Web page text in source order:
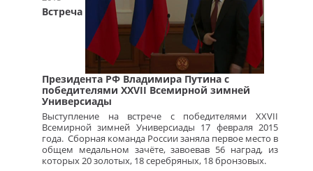
Встреча
Президента РФ Владимира Путина с
победителями XXVII Всемирной зимней
Универсиады
Выступление на встрече с победителями XXVII
Всемирной зимней Универсиады 17 февраля 2015
года. Сборная команда России заняла первое место в
общем медальном зачёте, завоевав 56 наград, из
которых 20 золотых, 18 серебряных, 18 бронзовых.